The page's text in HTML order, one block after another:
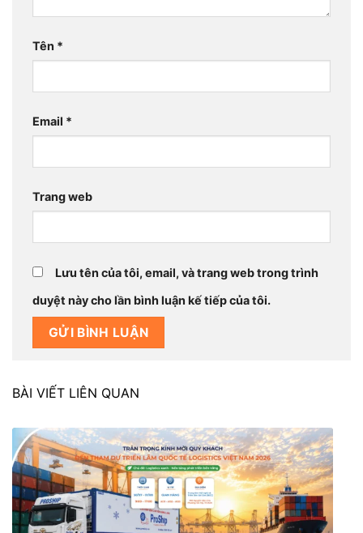
Tên *
Email *
Trang web
Lưu tên của tôi, email, và trang web trong trình
duyệt này cho lần bình luận kế tiếp của tôi.
BÀI VIẾT LIÊN QUAN